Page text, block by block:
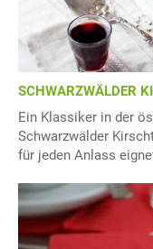
SCHWARZWÄLDER
Ein Klassiker in der
Schwarzwälder
für jeden Anlass